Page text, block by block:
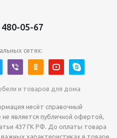
480-05-67
сетях:
и товаров для дома
несёт справочный
является публичной офертой,
437 ГК РФ. До оплаты товара
характеристиках в товаре